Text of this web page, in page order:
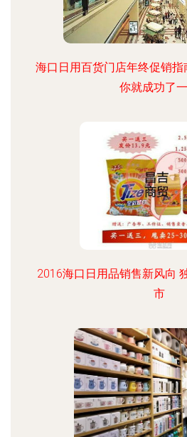
海口日用百货门店年终促销指
你就成功了
2016海口日用品销售新风向
市